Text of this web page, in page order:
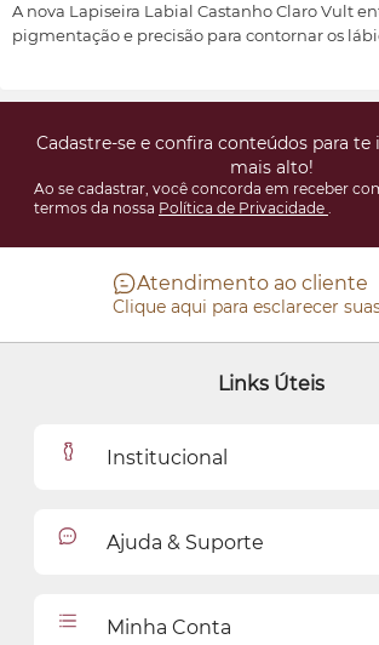
A nova Lapiseira Labial Castanho Claro Vult
pigmentação e precisão para contornar os
Cadastre-se e confira conteúdos para te
mais alto!
Ao se cadastrar, você concorda em receber
termos da nossa Política de Privacidade .
Atendimento ao cliente
Clique aqui para esclarecer
Links Úteis
Institucional
Como Comprar
Ajuda & Suporte
Seja uma revendedora
Minha Conta